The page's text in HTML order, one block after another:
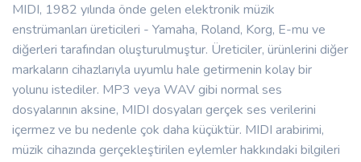
MIDI, 1982 yılında önde gelen elektronik müzik
enstrümanları üreticileri - Yamaha, Roland, Korg, E-mu ve
diğerleri tarafından oluşturulmuştur. Üreticiler, ürünlerini diğer
markaların cihazlarıyla uyumlu hale getirmenin kolay bir
yolunu istediler. MP3 veya WAV gibi normal ses
dosyalarının aksine, MIDI dosyaları gerçek ses verilerini
içermez ve bu nedenle çok daha küçüktür. MIDI arabirimi,
müzik cihazında gerçekleştirilen eylemler hakkındaki bilgileri